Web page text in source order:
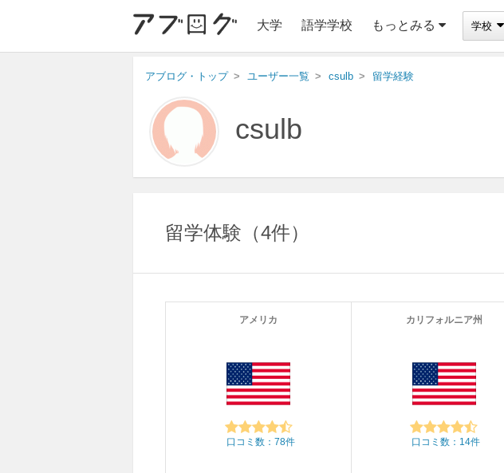
大学 語学学校 もっとみる 学校
アブログ・トップ ユーザー一覧 csulb 留学経験
csulb
留学体験 4件
アメリカ
口コミ数：78件
カリフォルニア州
口コミ数：14件